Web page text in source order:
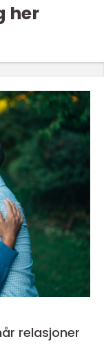
her